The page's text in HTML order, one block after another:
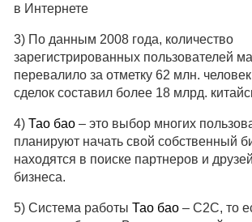
в Интернете
3) По данным 2008 года, количество
зарегистрированных пользователей
перевалило за отметку 62 млн.
сделок составил более 18 млрд.
4) Тао бао– это выбор многих
планируют начать свой собственный
находятся в поиске партнеров и
бизнеса.
5) Система работы Тао бао– C2C, то